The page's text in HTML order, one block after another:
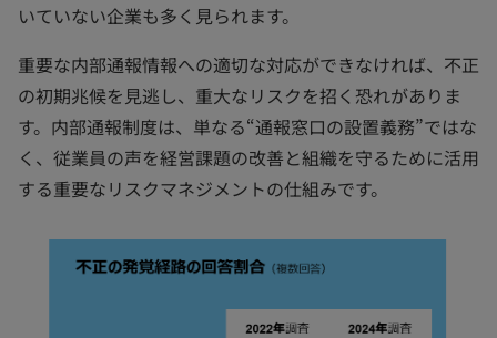
いていない企業も多く見られます。
重要な内部通報情報への適切な対応ができなければ、不正
の初期兆候を見逃し、重大なリスクを招く恐れがありま
す。内部通報制度は、単なる“通報窓口の設置義務”ではな
く、従業員の声を経営課題の改善と組織を守るために活用
する重要なリスクマネジメントの仕組みです。